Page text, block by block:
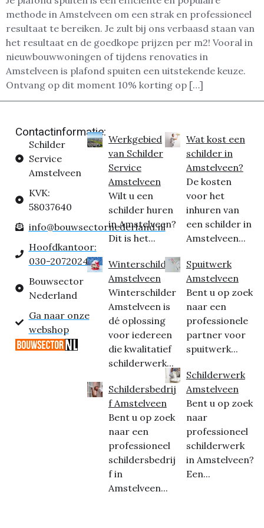
methode in Amstelveen om een strak en professioneel
resultaat te bereiken. Je zult bij ons verbaasd staan van
het resultaat en de goedkope prijzen per m2! Vooral in
nieuwbouwwoningen of tijdens renovaties in
Amstelveen is plafond spuiten een uitstekende keuze.
Ontvang op dit moment 10% korting op […]
Contactinformatie:
Schilder
Service
Amstelveen
KVK:
58037640
info@bouwsectornederland.nl
Hoofdkantoor:
030-2072024
Bouwsector
Nederland
Ga naar onze
webshop
Werkgebied
van Schilder
Service
Amstelveen
Wilt u een
schilder huren
in Amstelveen?
Dit is het...
Winterschilder
Amstelveen
Winterschilder
Amstelveen is
dé oplossing
voor iedereen
die kwalitatief
schilderwerk...
Schildersbedrij
f Amstelveen
Bent u op zoek
naar een
professioneel
schildersbedrij
f in
Amstelveen...
Wat kost een
schilder in
Amstelveen?
De kosten
voor het
inhuren van
een schilder in
Amstelveen...
Spuitwerk
Amstelveen
Bent u op zoek
naar een
professionele
partner voor
spuitwerk...
Schilderwerk
Amstelveen
Bent u op zoek
naar
professioneel
schilderwerk
in Amstelveen?
Een...